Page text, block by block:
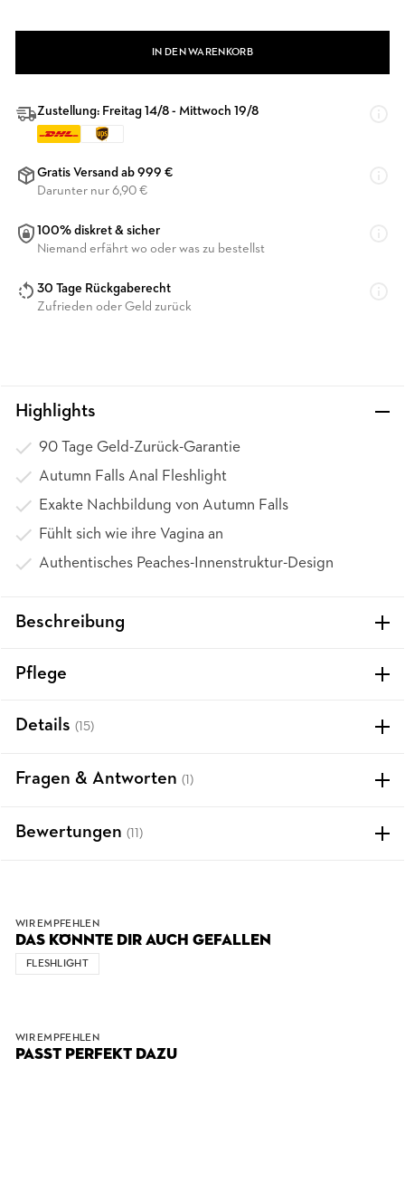
IN DEN WARENKORB
Zustellung: Freitag 14/8 - Mittwoch 19/8
Gratis Versand ab 999 €
Darunter nur 6,90 €
100% diskret & sicher
Niemand erfährt wo oder was zu bestellst
30 Tage Rückgaberecht
Zufrieden oder Geld zurück
Highlights
90 Tage Geld-Zurück-Garantie
Autumn Falls Anal Fleshlight
Exakte Nachbildung von Autumn Falls
Fühlt sich wie ihre Vagina an
Authentisches Peaches-Innenstruktur-Design
Beschreibung
Pflege
Details (15)
Fragen & Antworten (1)
Bewertungen (11)
WIR EMPFEHLEN
DAS KÖNNTE DIR AUCH GEFALLEN
FLESHLIGHT
WIR EMPFEHLEN
PASST PERFEKT DAZU